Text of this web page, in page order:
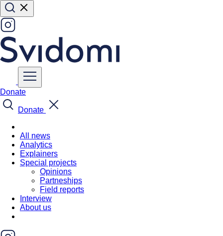
Donate
Donate
All news
Analytics
Explainers
Special projects
Opinions
Partneships
Field reports
Interview
About us